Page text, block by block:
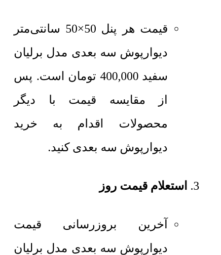
قیمت هر پنل 50×50 سانتی‌متر
دیوارپوش سه بعدی مدل برلیان
سفید 400,000 تومان است. پس
از مقایسه قیمت با دیگر
محصولات اقدام به خرید
دیوارپوش سه بعدی کنید.
استعلام قیمت روز
آخرین بروزرسانی قیمت
دیوارپوش سه بعدی مدل برلیان